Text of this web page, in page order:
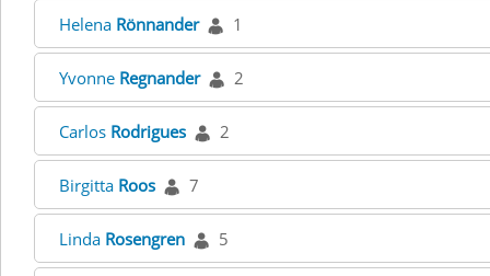
Helena Rönnander 1
Yvonne Regnander 2
Carlos Rodrigues 2
Birgitta Roos 7
Linda Rosengren 5